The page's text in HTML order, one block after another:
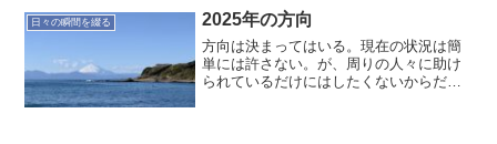
に備えよう。
日々の瞬間を綴る 2025年の方向
方向は決まってはいる。現在の状況は簡
単には許さない。が、周りの人々に助け
られているだけにはしたくないからだ。